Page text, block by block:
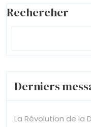
Rechercher
Derniers
La Révolution de la